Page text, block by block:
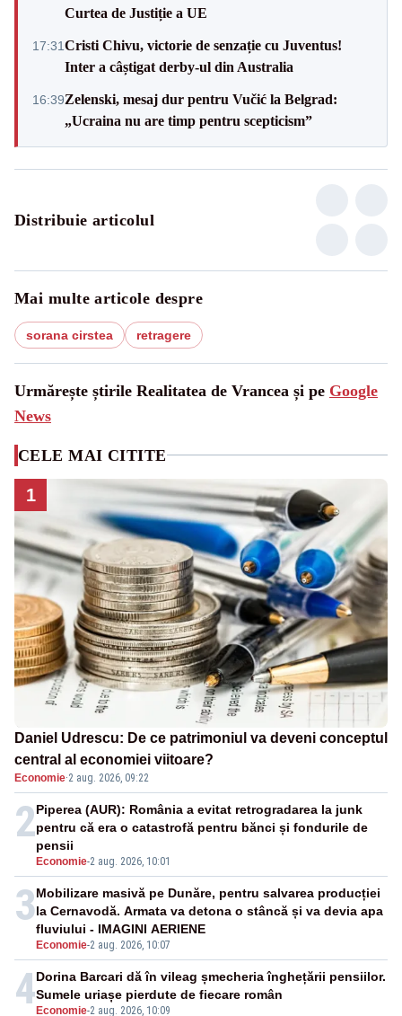
Curtea de Justiție a UE
17:31Cristi Chivu, victorie de senzație cu Juventus!
Inter a câștigat derby-ul din Australia
16:39Zelenski, mesaj dur pentru Vučić la Belgrad:
„Ucraina nu are timp pentru scepticism”
Distribuie articolul
Mai multe articole despre
sorana cirstea retragere
Urmărește știrile Realitatea de Vrancea și pe Google
News
CELE MAI CITITE
1
Daniel Udrescu: De ce patrimoniul va deveni conceptul
central al economiei viitoare?
Economie·2 aug. 2026, 09:22
2
Economie-2 aug. 2026, 10:01
Piperea (AUR): România a evitat retrogradarea la junk
pentru că era o catastrofă pentru bănci și fondurile de
pensii
3
Economie-2 aug. 2026, 10:07
Mobilizare masivă pe Dunăre, pentru salvarea producției
la Cernavodă. Armata va detona o stâncă și va devia apa
fluviului - IMAGINI AERIENE
4 Economie-2 aug. 2026, 10:09
Dorina Barcari dă în vileag șmecheria înghețării pensiilor.
Sumele uriașe pierdute de fiecare român